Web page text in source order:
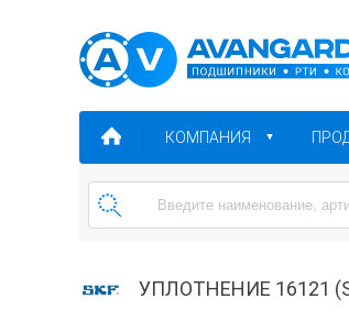
КОМПАНИЯ
УПЛОТНЕНИЕ 16121